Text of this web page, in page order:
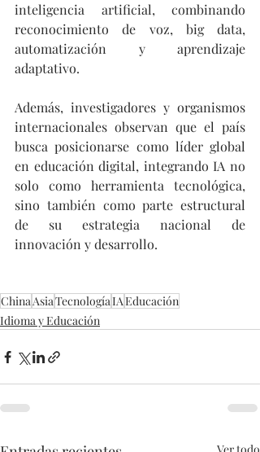
inteligencia artificial, combinando
reconocimiento de voz, big data,
automatización y aprendizaje
adaptativo.
Además, investigadores y organismos
internacionales observan que el país
busca posicionarse como líder global
en educación digital, integrando IA no
solo como herramienta tecnológica,
sino también como parte estructural
de su estrategia nacional de
innovación y desarrollo.
ChinaAsiaTecnologíaIAEducación
Idioma y Educación